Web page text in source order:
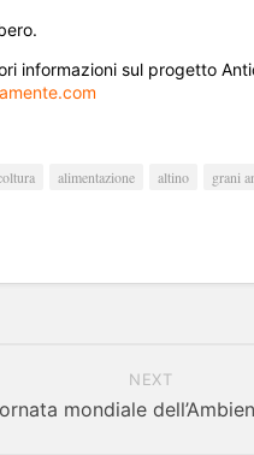
informazioni sul progetto
alimentazione altino grani
NEXT
mondiale